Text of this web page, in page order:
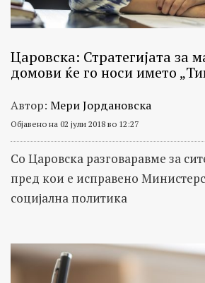
Царовска: Стратегијата за
домови ќе го носи името
Автор: Мери Јордановска
Објавено на 02 јули 2018 во 12:27
Со Царовска разговаравме за
пред кои е исправено
социјална политика